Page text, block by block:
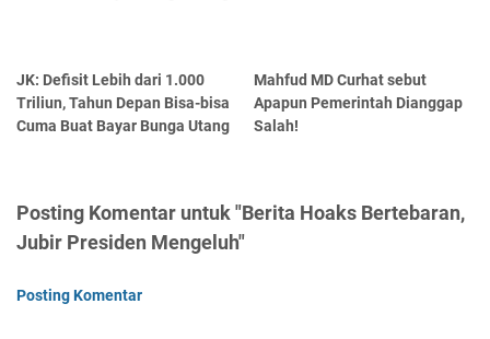
JK: Defisit Lebih dari 1.000
Triliun, Tahun Depan Bisa-bisa
Cuma Buat Bayar Bunga Utang
Mahfud MD Curhat sebut
Apapun Pemerintah Dianggap
Salah!
Posting Komentar untuk "Berita Hoaks Bertebaran,
Jubir Presiden Mengeluh"
Posting Komentar